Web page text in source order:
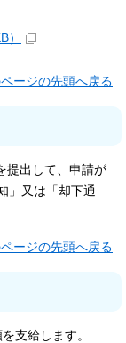
）
ージの先頭へ戻る
提出して、申請が
」又は「却下通
ージの先頭へ戻る
支給します。